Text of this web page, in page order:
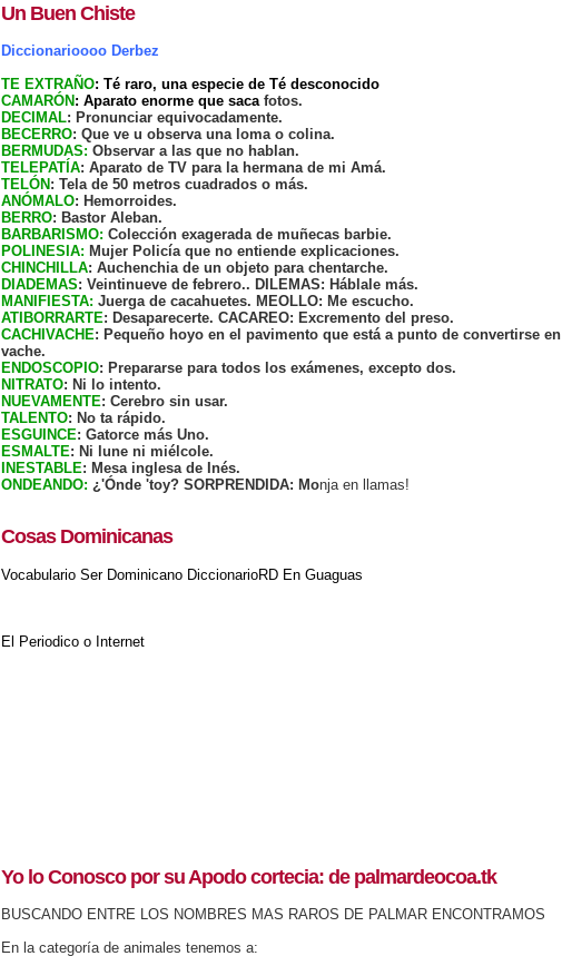
Un Buen Chiste
Diccionarioooo Derbez
TE EXTRAÑO: Té raro, una especie de Té desconocido
CAMARÓN : Aparato enorme que sacafotos.
DECIMAL: Pronunciar equivocadamente.
BECERRO: Que ve u observa una loma o colina.
BERMUDAS: Observar a las que no hablan.
TELEPATÍA: Aparato de TV para la hermana de mi Amá.
TELÓN : Tela de 50 metros cuadrados o más.
ANÓMALO: Hemorroides.
BERRO: Bastor Aleban.
BARBARISMO: Colección exagerada de muñecas barbie.
POLINESIA: Mujer Policía que no entiende explicaciones.
CHINCHILLA: Auchenchia de un objeto para chentarche.
DIADEMAS: Veintinueve de febrero.. DILEMAS: Háblale más.
MANIFIESTA: Juerga de cacahuetes. MEOLLO: Me escucho.
ATIBORRARTE: Desaparecerte. CACAREO: Excremento del preso.
CACHIVACHE: Pequeño hoyo en el pavimento que está a punto de convertirse en
vache.
ENDOSCOPIO: Prepararse para todos los exámenes, excepto dos.
NITRATO: Ni lo intento.
NUEVAMENTE: Cerebro sin usar.
TALENTO: No ta rápido.
ESGUINCE: Gatorce más Uno.
ESMALTE: Ni lune ni miélcole.
INESTABLE: Mesa inglesa de Inés.
ONDEANDO: ¿'Ónde 'toy? SORPRENDIDA: Monja en llamas!
Cosas Dominicanas
Vocabulario Ser Dominicano DiccionarioRD En Guaguas
El Periodico o Internet
Yo lo Conosco por su Apodo cortecia: de palmardeocoa.tk
BUSCANDO ENTRE LOS NOMBRES MAS RAROS DE PALMAR ENCONTRAMOS
En la categoría de animales tenemos a: